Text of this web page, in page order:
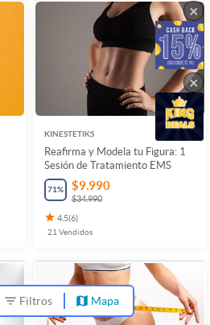
KINESTETIKS
Reafirma y Modela tu Figura: 1
Sesión de Tratamiento EMS
71% $9.990
$34.990
4.5(6)
21 Vendidos
Filtros Mapa
×
×